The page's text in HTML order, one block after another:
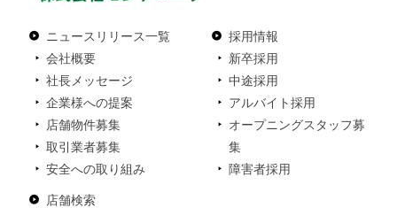
ニュースリリース一覧
会社概要
社長メッセージ
企業様への提案
店舗物件募集
取引業者募集
安全への取り組み
採用情報
新卒採用
中途採用
アルバイト採用
オープニングスタッフ募
集
障害者採用
店舗検索